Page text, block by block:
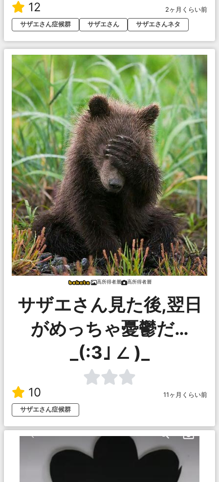
12
2ヶ月くらい前
サザエさん症候群
サザエさん サザエさんネタ
高所得者層 高所得者層
サザエさん見た後,翌日
がめっちゃ憂鬱だ…
_(:3｣ ∠ )_
10
11ヶ月くらい前
サザエさん症候群